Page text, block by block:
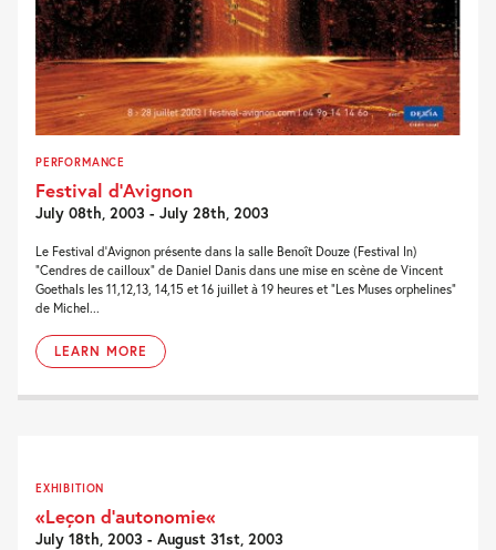
PERFORMANCE
Festival d’Avignon
July 08th, 2003 - July 28th, 2003
Le Festival d’Avignon présente dans la salle Benoît Douze (Festival In)
“Cendres de cailloux” de Daniel Danis dans une mise en scène de Vincent
Goethals les 11,12,13, 14,15 et 16 juillet à 19 heures et “Les Muses orphelines”
de Michel...
LEARN MORE
EXHIBITION
«Leçon d’autonomie«
July 18th, 2003 - August 31st, 2003